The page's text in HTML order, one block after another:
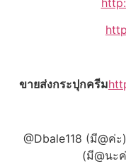
ขายส่งกระปุกครีม
@Dbale118 (มี@ค่
(มี@นะ